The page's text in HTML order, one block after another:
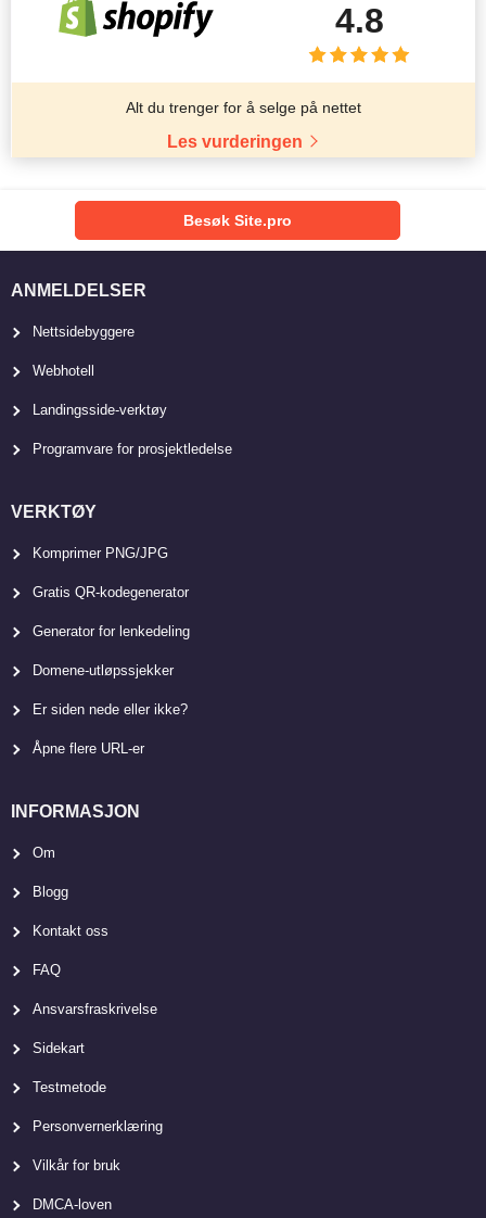
4.8
Alt du trenger for å selge på nettet
Les vurderingen
Besøk Site.pro
ANMELDELSER
Nettsidebyggere
Webhotell
Landingsside-verktøy
Programvare for prosjektledelse
VERKTØY
Komprimer PNG/JPG
Gratis QR-kodegenerator
Generator for lenkedeling
Domene-utløpssjekker
Er siden nede eller ikke?
Åpne flere URL-er
INFORMASJON
Om
Blogg
Kontakt oss
FAQ
Ansvarsfraskrivelse
Sidekart
Testmetode
Personvernerklæring
Vilkår for bruk
DMCA-loven